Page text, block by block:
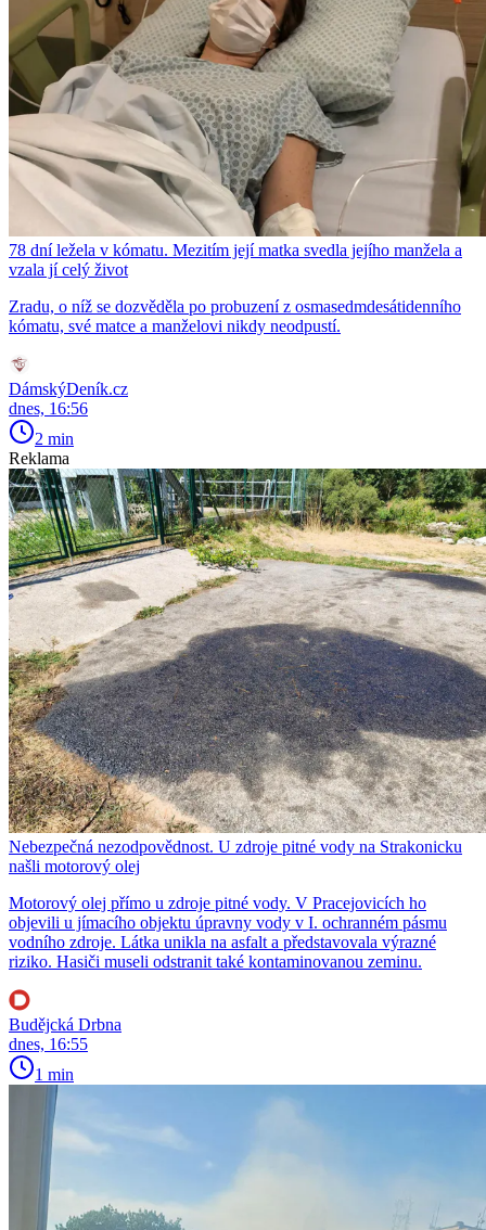
78 dní ležela v kómatu. Mezitím její matka svedla jejího manžela a
vzala jí celý život
Zradu, o níž se dozvěděla po probuzení z osmasedmdesátidenního
kómatu, své matce a manželovi nikdy neodpustí.
DámskýDeník.cz
dnes, 16:56
2 min
Reklama
Nebezpečná nezodpovědnost. U zdroje pitné vody na Strakonicku
našli motorový olej
Motorový olej přímo u zdroje pitné vody. V Pracejovicích ho
objevili u jímacího objektu úpravny vody v I. ochranném pásmu
vodního zdroje. Látka unikla na asfalt a představovala výrazné
riziko. Hasiči museli odstranit také kontaminovanou zeminu.
Budějcká Drbna
dnes, 16:55
1 min